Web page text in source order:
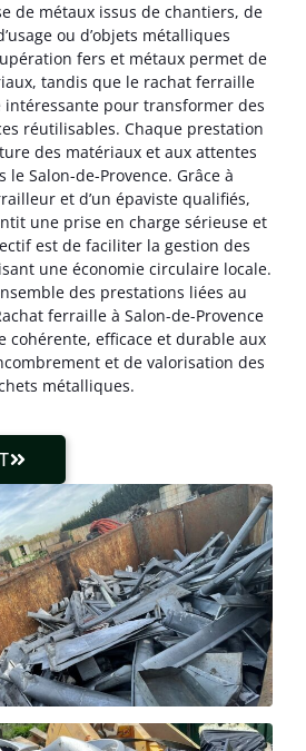
de métaux issus de chantiers, de
ou d’objets métalliques
fers et métaux permet de
tandis que le rachat ferraille
pour transformer des
réutilisables. Chaque prestation
des matériaux et aux attentes
le Salon-de-Provence. Grâce à
et d’un épaviste qualifiés,
une prise en charge sérieuse et
est de faciliter la gestion des
une économie circulaire locale.
des prestations liées au
ferraille à Salon-de-Provence
cohérente, efficace et durable aux
et de valorisation des
métalliques.